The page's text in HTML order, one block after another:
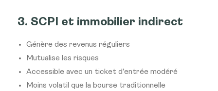
3. SCPI et immobilier indirect
Génère des revenus réguliers
Mutualise les risques
Accessible avec un ticket d’entrée modéré
Moins volatil que la bourse traditionnelle